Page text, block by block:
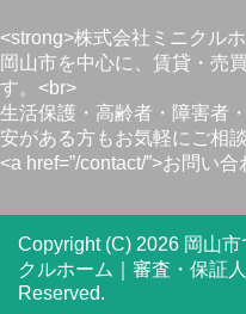
<strong>株式会社ミニクル
岡山市を中心に、賃貸・売
す。<br>
生活保護・高齢者・障害者
安がある方もお気軽にご相
<a href=”/contact/”>お問い
Copyright (C) 2026 岡山
クルホーム｜審査・保証
Reserved.